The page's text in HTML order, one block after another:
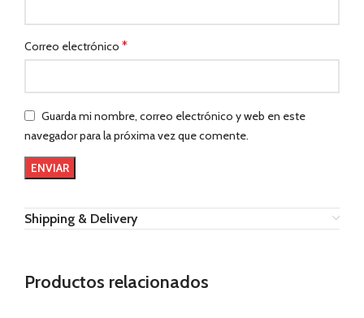
Correo electrónico *
Guarda mi nombre, correo electrónico y web en este
navegador para la próxima vez que comente.
Shipping & Delivery
Productos relacionados